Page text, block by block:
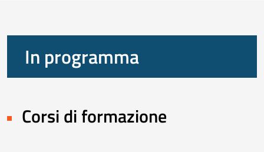
In programma
Corsi di formazione